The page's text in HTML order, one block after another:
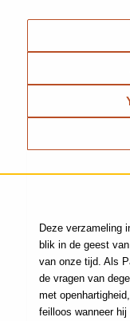
Deze verzameling
blik in de geest
van onze tijd. Als
de vragen van
met
feilloos wanneer